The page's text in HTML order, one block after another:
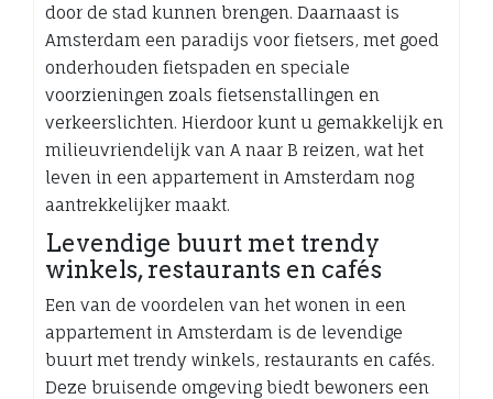
door de stad kunnen brengen. Daarnaast is
Amsterdam een paradijs voor fietsers, met goed
onderhouden fietspaden en speciale
voorzieningen zoals fietsenstallingen en
verkeerslichten. Hierdoor kunt u gemakkelijk en
milieuvriendelijk van A naar B reizen, wat het
leven in een appartement in Amsterdam nog
aantrekkelijker maakt.
Levendige buurt met trendy
winkels, restaurants en cafés
Een van de voordelen van het wonen in een
appartement in Amsterdam is de levendige
buurt met trendy winkels, restaurants en cafés.
Deze bruisende omgeving biedt bewoners een